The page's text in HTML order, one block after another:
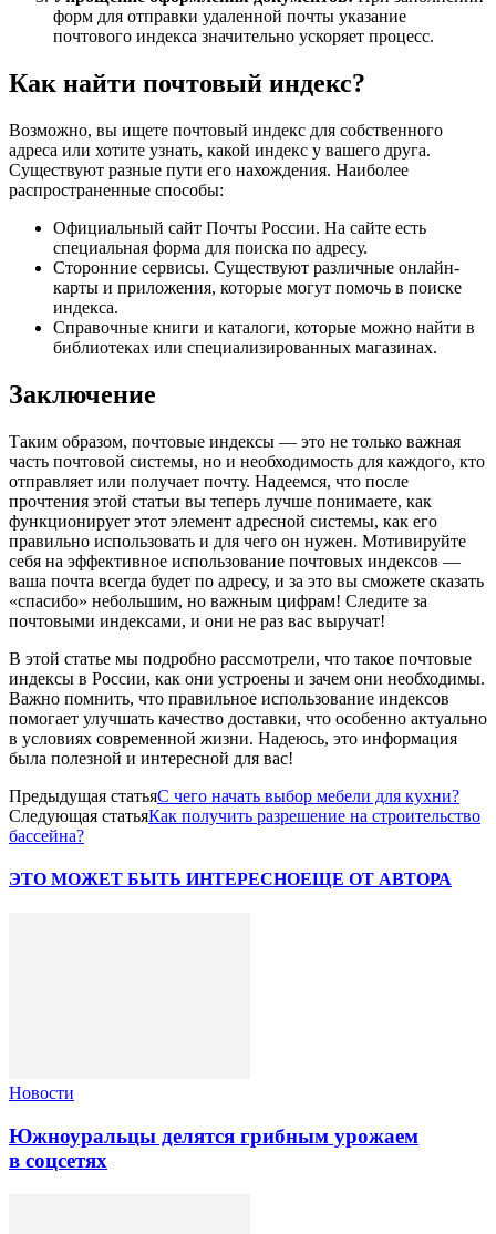
форм для отправки удаленной почты указание
почтового индекса значительно ускоряет процесс.
Как найти почтовый индекс?
Возможно, вы ищете почтовый индекс для собственного
адреса или хотите узнать, какой индекс у вашего друга.
Существуют разные пути его нахождения. Наиболее
распространенные способы:
Официальный сайт Почты России. На сайте есть
специальная форма для поиска по адресу.
Сторонние сервисы. Существуют различные онлайн-
карты и приложения, которые могут помочь в поиске
индекса.
Справочные книги и каталоги, которые можно найти в
библиотеках или специализированных магазинах.
Заключение
Таким образом, почтовые индексы — это не только важная
часть почтовой системы, но и необходимость для каждого, кто
отправляет или получает почту. Надеемся, что после
прочтения этой статьи вы теперь лучше понимаете, как
функционирует этот элемент адресной системы, как его
правильно использовать и для чего он нужен. Мотивируйте
себя на эффективное использование почтовых индексов —
ваша почта всегда будет по адресу, и за это вы сможете сказать
«спасибо» небольшим, но важным цифрам! Следите за
почтовыми индексами, и они не раз вас выручат!
В этой статье мы подробно рассмотрели, что такое почтовые
индексы в России, как они устроены и зачем они необходимы.
Важно помнить, что правильное использование индексов
помогает улучшать качество доставки, что особенно актуально
в условиях современной жизни. Надеюсь, это информация
была полезной и интересной для вас!
Предыдущая статьяС чего начать выбор мебели для кухни?
Следующая статьяКак получить разрешение на строительство
бассейна?
ЭТО МОЖЕТ БЫТЬ ИНТЕРЕСНОЕЩЕ ОТ АВТОРА
Новости
Южноуральцы делятся грибным урожаем
в соцсетях